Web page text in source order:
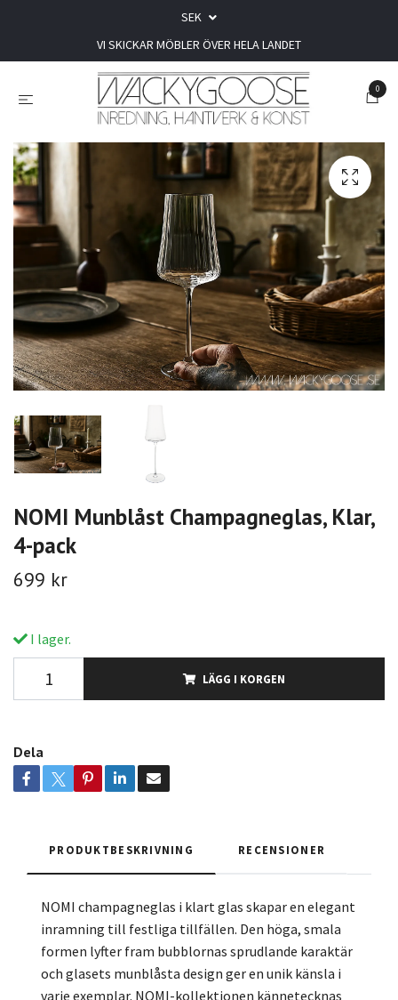
SEK
VI SKICKAR MÖBLER ÖVER HELA LANDET
0
NOMI Munblåst Champagneglas, Klar,
4-pack
699 kr
I lager.
LÄGG I KORGEN
Dela
PRODUKTBESKRIVNING RECENSIONER
NOMI champagneglas i klart glas skapar en elegant
inramning till festliga tillfällen. Den höga, smala
formen lyfter fram bubblornas sprudlande karaktär
och glasets munblåsta design ger en unik känsla i
varje exemplar. NOMI-kollektionen kännetecknas